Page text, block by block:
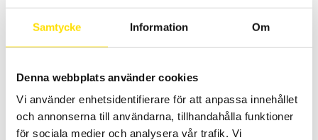
Samtycke Information Om
Denna webbplats använder cookies
Vi använder enhetsidentifierare för att anpassa innehållet
och annonserna till användarna, tillhandahålla funktioner
för sociala medier och analysera vår trafik. Vi
LÄS MER